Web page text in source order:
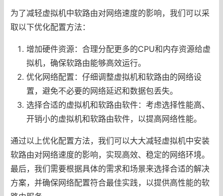
为了减轻虚拟机中软路由对网络速度的影响，我们可以采
取以下优化配置方法：
增加硬件资源：合理分配更多的CPU和内存资源给虚
拟机，确保软路由能够高效运行。
优化网络配置：仔细调整虚拟机和软路由的网络设
置，避免不必要的网络延迟和数据包丢失。
选择合适的虚拟机和软路由软件：考虑选择性能高、
开销小的虚拟机和软路由软件，以提高网络性能。
通过以上优化配置方法，我们可以大大减轻虚拟机中安装
软路由对网络速度的影响，实现高效、稳定的网络环境。
最后，我们需要根据具体的需求和场景来选择合适的解决
方案，并确保网络配置符合最佳实践，以提供高性能的软